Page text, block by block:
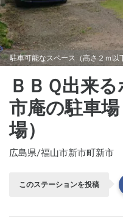
ＢＢＱ出来
市庵の駐車
場）
広島県/福山市新市町新市
このステーションを投稿